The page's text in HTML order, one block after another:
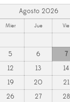
Agosto 2026
Mier Jue Vie
5 6 7
12 13 14
19 20 21
26 27 28